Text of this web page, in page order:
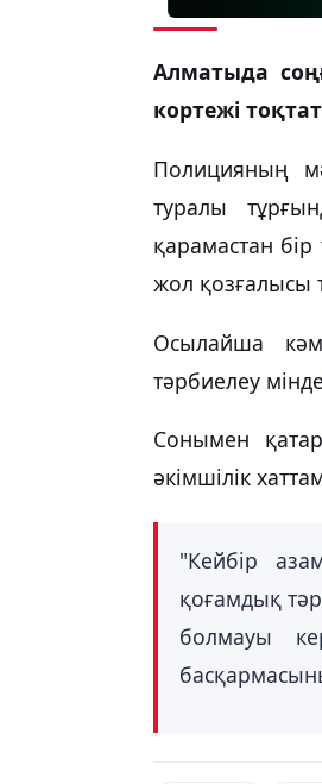
Алматыда
кортежі
Полицияның
туралы
қарамастан
жол қозғалысы
Осылайша
тәрбиелеу
Сонымен
әкімшілік
"Кейбір
қоғамдық
болмауы